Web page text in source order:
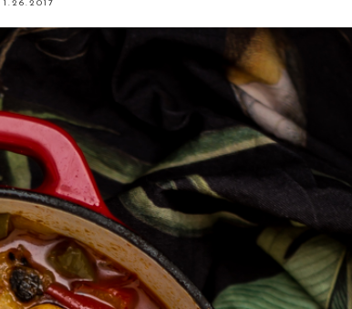
1.26.2017